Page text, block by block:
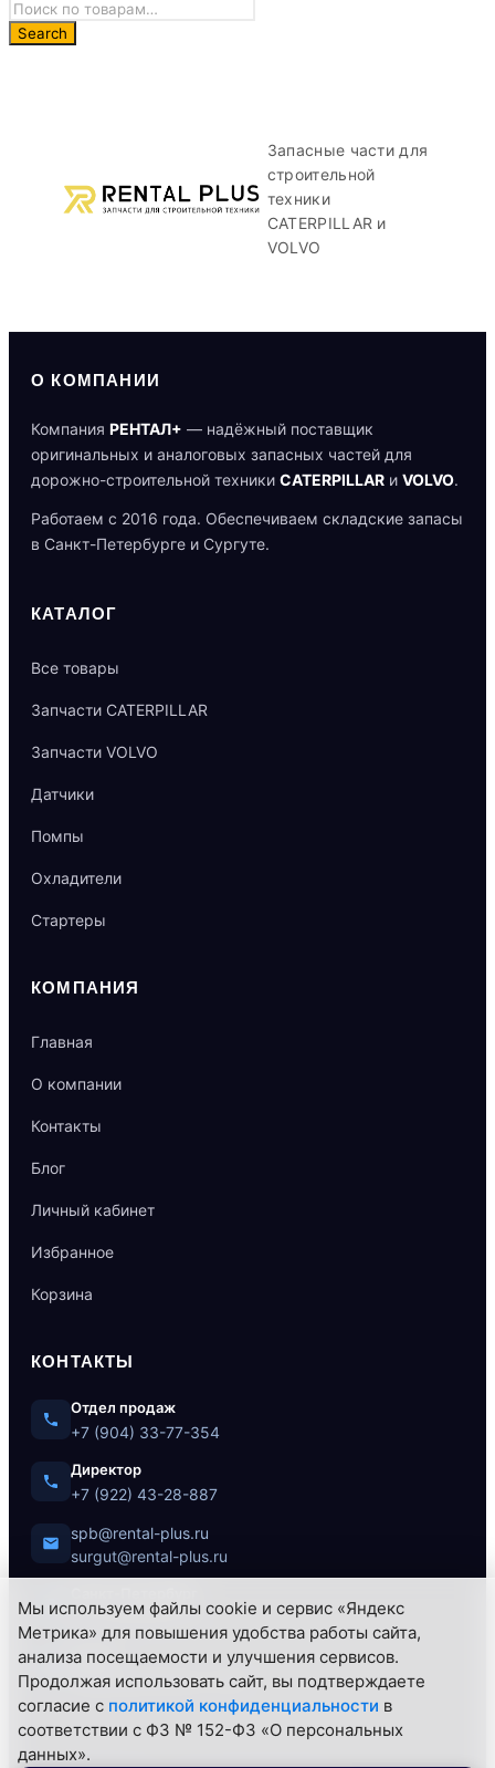
Запасные части для
строительной
техники
CATERPILLAR и
VOLVO
О КОМПАНИИ
Компания РЕНТАЛ+ — надёжный поставщик
оригинальных и аналоговых запасных частей для
дорожно-строительной техники CATERPILLAR и VOLVO.
Работаем с 2016 года. Обеспечиваем складские запасы
в Санкт-Петербурге и Сургуте.
КАТАЛОГ
Все товары
Запчасти CATERPILLAR
Запчасти VOLVO
Датчики
Помпы
Охладители
Стартеры
КОМПАНИЯ
Главная
О компании
Контакты
Блог
Личный кабинет
Избранное
Корзина
КОНТАКТЫ
Отдел продаж
+7 (904) 33-77-354
Директор
+7 (922) 43-28-887
spb@rental-plus.ru
surgut@rental-plus.ru
ул. Литовская, 10
Сургут
Нефтеюганское ш., 62/1
Мы используем файлы cookie и сервис «Яндекс
Метрика» для повышения удобства работы сайта,
анализа посещаемости и улучшения сервисов.
Продолжая использовать сайт, вы подтверждаете
согласие с политикой конфиденциальности в
соответствии с ФЗ № 152-ФЗ «О персональных
данных».